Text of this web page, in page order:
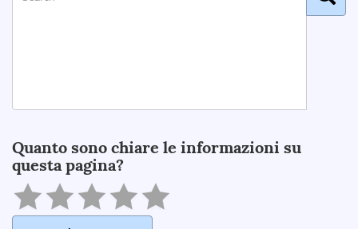
Quanto sono chiare le informazioni su
questa pagina?